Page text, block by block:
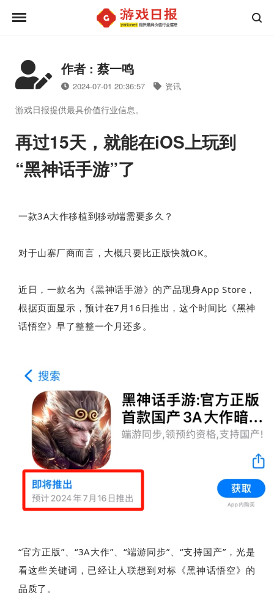
作者 : 蔡一鸣
2024-07-01 20:36:57 资讯
游戏日报提供最具价值行业信息。
再过15天，就能在iOS上玩到
“黑神话手游”了
一款3A大作移植到移动端需要多久？
对于山寨厂商而言，大概只要比正版快就OK。
近日，一款名为《黑神话手游》的产品现身App Store，
根据页面显示，预计在7月16日推出，这个时间比《黑神
话悟空》早了整整一个月还多。
“官方正版”、“3A大作”、“端游同步”、“支持国产”，光是
看这些关键词，已经让人联想到对标《黑神话悟空》的
品质了。